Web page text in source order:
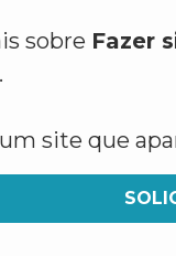
sobre Fazer
.
site que